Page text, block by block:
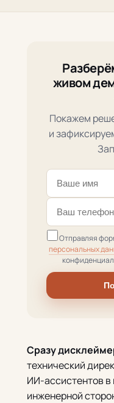
живом
Покажем
и
Отправляя
персональных
Сразу
технический
ИИ-ассистентов в
инженерной